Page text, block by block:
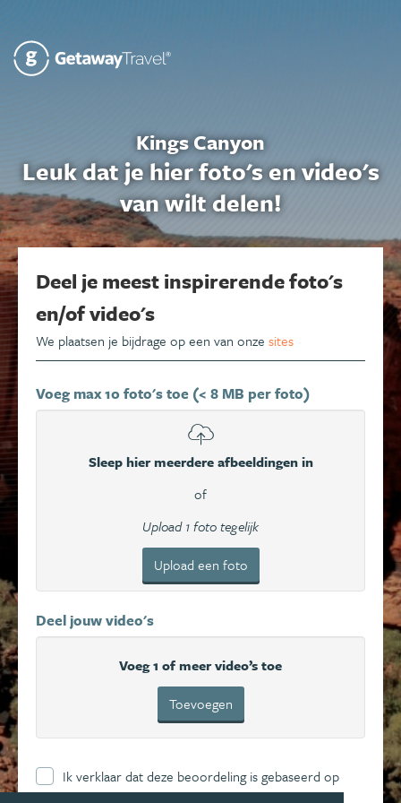
Kings Canyon
Leuk dat je hier foto's en video's
van wilt delen!
Deel je meest inspirerende foto's
en/of video's
We plaatsen je bijdrage op een van onze sites
Voeg max 10 foto's toe (< 8 MB per foto)
Sleep hier meerdere afbeeldingen in
of
Upload 1 foto tegelijk
Upload een foto
Deel jouw video's
Voeg 1 of meer video’s toe
Toevoegen
Ik verklaar dat deze beoordeling is gebaseerd op
mijn eigen ervaring en ga hierbij akkoord met de